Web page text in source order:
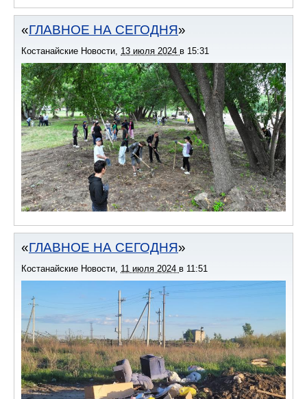
ГЛАВНОЕ НА СЕГОДНЯ
Костанайские Новости, 13 июля 2024 в 15:31
ГЛАВНОЕ НА СЕГОДНЯ
Костанайские Новости, 11 июля 2024 в 11:51